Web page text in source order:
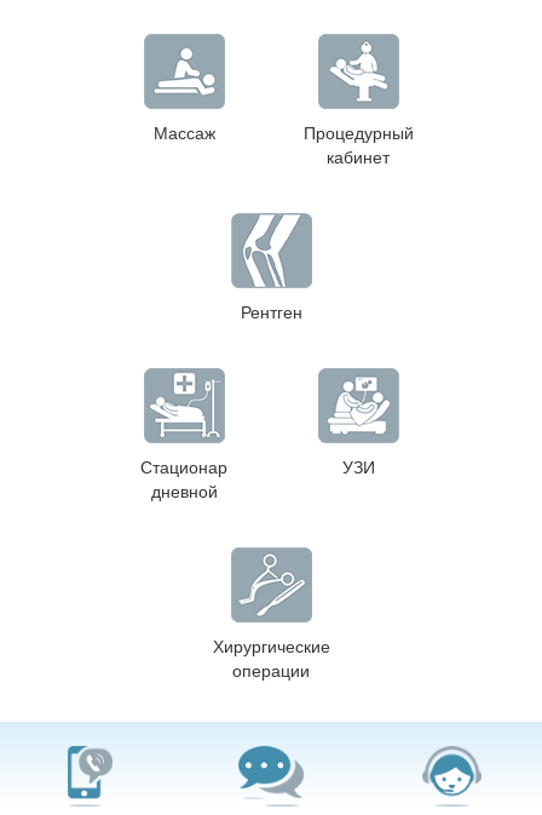
Массаж
Процедурный
кабинет
Рентген
Стационар
дневной
УЗИ
Хирургические
операции